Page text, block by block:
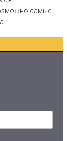
самые